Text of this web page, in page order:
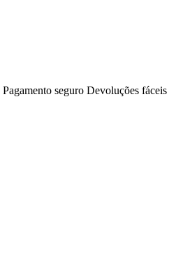
Pagamento seguro Devoluções fáceis